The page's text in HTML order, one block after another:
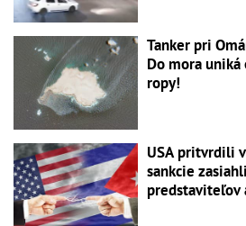
Tanker pri
Do mora
ropy!
USA pritvrdili
sankcie
predstaviteľov